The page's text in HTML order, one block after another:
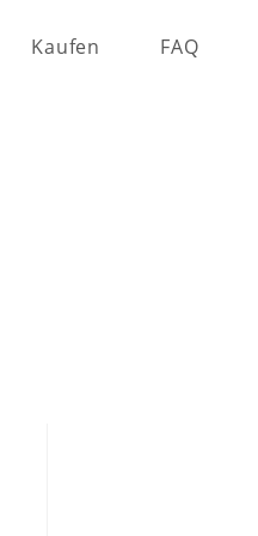
Kaufen FAQ